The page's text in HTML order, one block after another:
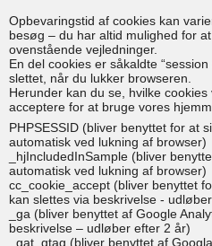
Opbevaringstid af cookies kan
besøg – du har altid mulighed for
ovenstående vejledninger.
En del cookies er såkaldte
slettet, når du lukker browseren.
Herunder kan du se, hvilke
acceptere for at bruge vores
PHPSESSID (bliver benyttet for at
automatisk ved lukning af browser)
_hjIncludedInSample (bliver
automatisk ved lukning af browser)
cc_cookie_accept (bliver benyttet
kan slettes via beskrivelse -
_ga (bliver benyttet af Google
beskrivelse – udløber efter 2 år)
_gat_gtag (bliver benyttet af